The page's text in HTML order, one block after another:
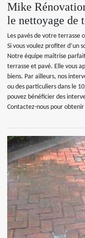
Mike
le nettoyage de
Les pavés de votre terrasse
Si vous voulez profiter d’un
Notre équipe maîtrise
terrasse et pavé. Elle vous
biens. Par ailleurs, nos
ou des particuliers dans le
pouvez bénéficier des
Contactez-nous pour